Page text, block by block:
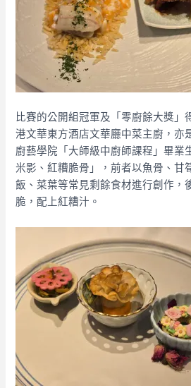
比賽的公開組冠軍及「零廚餘大獎」
港文華東方酒店文華廳中菜主廚，亦
廚藝學院「大師級中廚師課程」畢業
米影、紅糟脆骨」，前者以魚骨、甘
飯、菜葉等常見剩餘食材進行創作，
脆，配上紅糟汁。